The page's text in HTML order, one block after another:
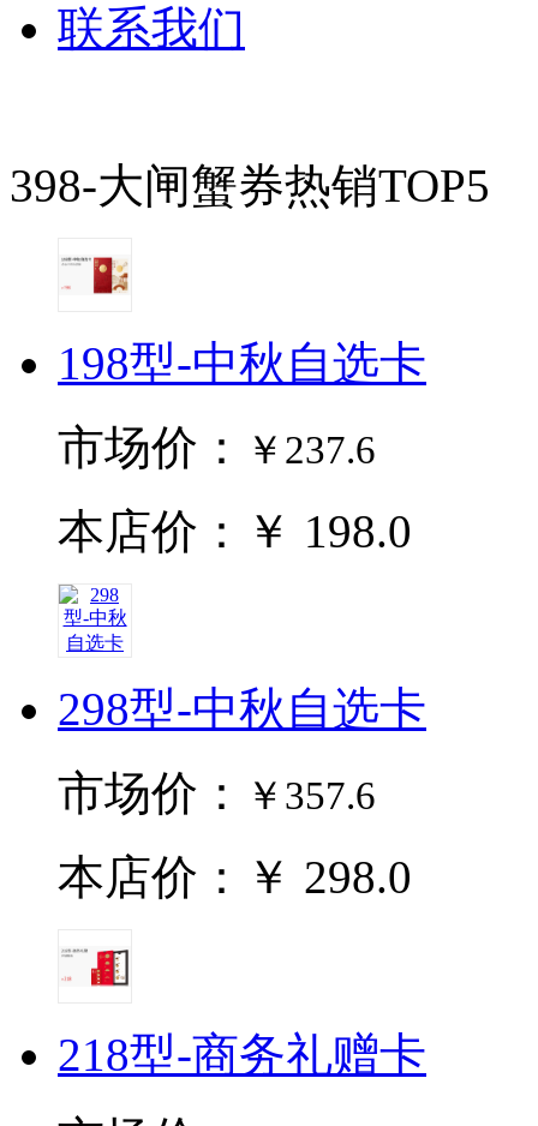
联系我们
398-大闸蟹券热销TOP5
198型-中秋自选卡
市场价：
￥237.6
本店价：￥ 198.0
298型-中秋自选卡
市场价：
￥357.6
本店价：￥ 298.0
218型-商务礼赠卡